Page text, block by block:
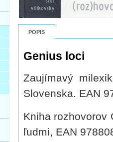
POPIS
Genius loci
Zaujímavý
Slovenska. EAN
Kniha rozhovorov
ľudmi, EAN